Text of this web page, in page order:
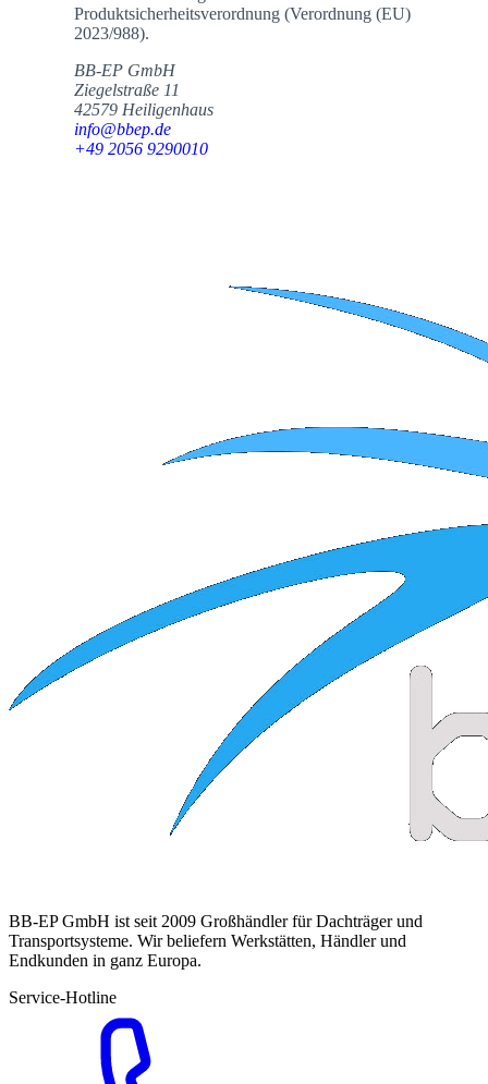
Produktsicherheitsverordnung (Verordnung (EU)
2023/988).
BB-EP GmbH
Ziegelstraße 11
42579 Heiligenhaus
info@bbep.de
+49 2056 9290010
BB-EP GmbH ist seit 2009 Großhändler für Dachträger und
Transportsysteme. Wir beliefern Werkstätten, Händler und
Endkunden in ganz Europa.
Service-Hotline